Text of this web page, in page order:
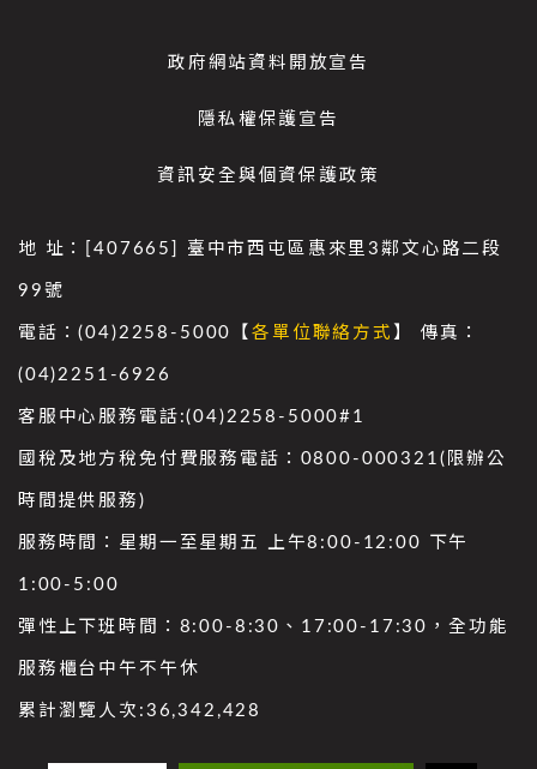
政府網站資料開放宣告
隱私權保護宣告
資訊安全與個資保護政策
地 址：[407665] 臺中市西屯區惠來里3鄰文心路二段
99號
電話：(04)2258-5000【各單位聯絡方式 】 傳真：
(04)2251-6926
客服中心服務電話:(04)2258-5000#1
國稅及地方稅免付費服務電話：0800-000321(限辦公
時間提供服務)
服務時間：星期一至星期五 上午8:00-12:00 下午
1:00-5:00
彈性上下班時間：8:00-8:30、17:00-17:30，全功能
服務櫃台中午不午休
累計瀏覽人次: 36,342,428